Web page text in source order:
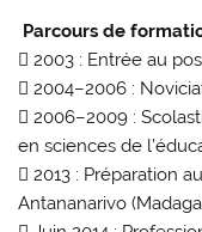
Parcours de
 2003 : Entrée au
 2004–2006 :
 2006–2009 :
en sciences de
 2013 : Préparation
Antananarivo